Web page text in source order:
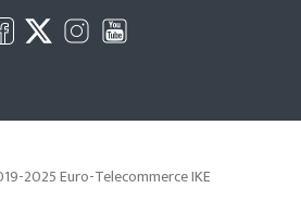
2025 Euro-Telecommerce IKE